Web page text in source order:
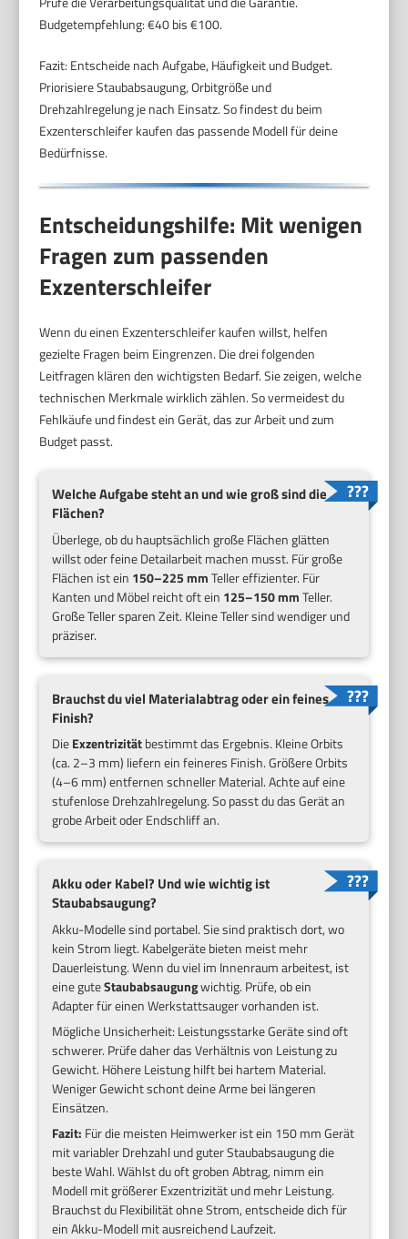
Budgetempfehlung: €40 bis €100.
Fazit: Entscheide nach Aufgabe, Häufigkeit und Budget.
Priorisiere Staubabsaugung, Orbitgröße und
Drehzahlregelung je nach Einsatz. So findest du beim
Exzenterschleifer kaufen das passende Modell für deine
Bedürfnisse.
Entscheidungshilfe: Mit wenigen
Fragen zum passenden
Exzenterschleifer
Wenn du einen Exzenterschleifer kaufen willst, helfen
gezielte Fragen beim Eingrenzen. Die drei folgenden
Leitfragen klären den wichtigsten Bedarf. Sie zeigen, welche
technischen Merkmale wirklich zählen. So vermeidest du
Fehlkäufe und findest ein Gerät, das zur Arbeit und zum
Budget passt.
Welche Aufgabe steht an und wie groß sind die
Flächen?
Überlege, ob du hauptsächlich große Flächen glätten
willst oder feine Detailarbeit machen musst. Für große
Flächen ist ein 150–225 mmTeller effizienter. Für
Kanten und Möbel reicht oft ein 125–150 mmTeller.
Große Teller sparen Zeit. Kleine Teller sind wendiger und
präziser.
Brauchst du viel Materialabtrag oder ein feines
Finish?
DieExzentrizitätbestimmt das Ergebnis. Kleine Orbits
(ca. 2–3 mm) liefern ein feineres Finish. Größere Orbits
(4–6 mm) entfernen schneller Material. Achte auf eine
stufenlose Drehzahlregelung. So passt du das Gerät an
grobe Arbeit oder Endschliff an.
Akku oder Kabel? Und wie wichtig ist
Staubabsaugung?
Akku-Modelle sind portabel. Sie sind praktisch dort, wo
kein Strom liegt. Kabelgeräte bieten meist mehr
Dauerleistung. Wenn du viel im Innenraum arbeitest, ist
eine guteStaubabsaugungwichtig. Prüfe, ob ein
Adapter für einen Werkstattsauger vorhanden ist.
Mögliche Unsicherheit: Leistungsstarke Geräte sind oft
schwerer. Prüfe daher das Verhältnis von Leistung zu
Gewicht. Höhere Leistung hilft bei hartem Material.
Weniger Gewicht schont deine Arme bei längeren
Einsätzen.
Fazit: Für die meisten Heimwerker ist ein 150 mm Gerät
mit variabler Drehzahl und guter Staubabsaugung die
beste Wahl. Wählst du oft groben Abtrag, nimm ein
Modell mit größerer Exzentrizität und mehr Leistung.
Brauchst du Flexibilität ohne Strom, entscheide dich für
ein Akku-Modell mit ausreichend Laufzeit.